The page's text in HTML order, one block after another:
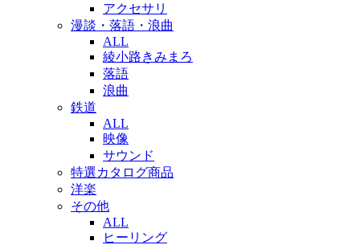
アクセサリ
漫談・落語・浪曲
ALL
綾小路きみまろ
落語
浪曲
鉄道
ALL
映像
サウンド
特選カタログ商品
洋楽
その他
ALL
ヒーリング